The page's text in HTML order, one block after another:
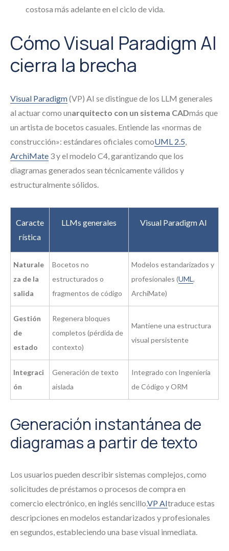
costosa más adelante en el ciclo de vida.
Cómo Visual Paradigm AI
cierra la brecha
Visual Paradigm(VP) AI se distingue de los LLM generales
al actuar como unarquitecto con un sistema CADmás que
un artista de bocetos casuales. Entiende las «normas de
construcción»: estándares oficiales comoUML 2.5,
ArchiMate 3 y el modelo C4, garantizando que los
diagramas generados sean técnicamente válidos y
estructuralmente sólidos.
Caracte
rística
LLMs generales Visual Paradigm AI
Naturale
za de la
salida
Bocetos no
estructurados o
fragmentos de código
Modelos estandarizados y
profesionales (UML ,
ArchiMate)
Gestión
de
estado
Regenera bloques
completos (pérdida de
contexto)
Mantiene una estructura
visual persistente
Integraci
ón
Generación de texto
aislada
Integrado con Ingeniería
de Código y ORM
Generación instantánea de
diagramas a partir de texto
Los usuarios pueden describir sistemas complejos, como
solicitudes de préstamos o procesos de compra en
comercio electrónico, en inglés sencillo.VP AItraduce estas
descripciones en modelos estandarizados y profesionales
en segundos, estableciendo una base visual inmediata.